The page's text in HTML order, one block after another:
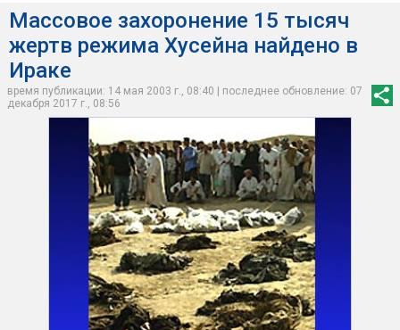
Массовое захоронение 15 тысяч
жертв режима Хусейна найдено в
Ираке
время публикации: 14 мая 2003 г., 08:40 | последнее обновление: 07
декабря 2017 г., 08:56